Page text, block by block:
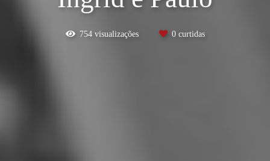
754visualizações 0curtidas